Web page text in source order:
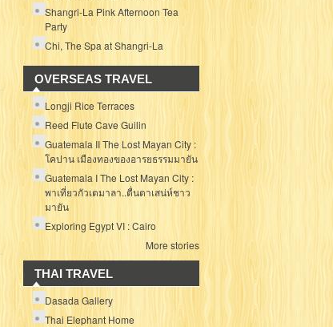
Shangri-La Pink Afternoon Tea
Party
Chi, The Spa at Shangri-La
OVERSEAS TRAVEL
Longji Rice Terraces
Reed Flute Cave Guilin
Guatemala II The Lost Mayan City :
โคปาน เมืองทองของอารยธรรมมายัน
Guatemala I The Lost Mayan City :
พาเที่ยวกัวเตมาลา..ตื่นตาเสน่ห์ชาว
มายัน
Exploring Egypt VI : Cairo
More stories
THAI TRAVEL
Dasada Gallery
Thai Elephant Home